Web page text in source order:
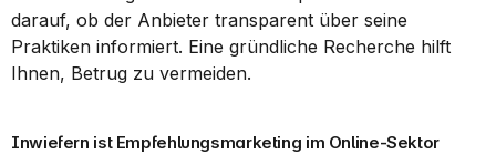
darauf, ob der Anbieter transparent über seine
Praktiken informiert. Eine gründliche Recherche hilft
Ihnen, Betrug zu vermeiden.
Inwiefern ist Empfehlungsmarketing im Online-Sektor